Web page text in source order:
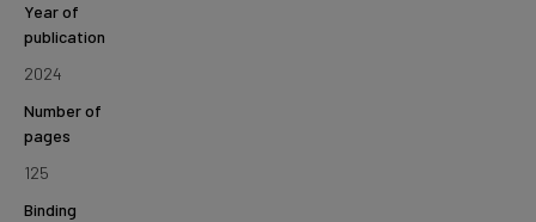
Year of
publication
2024
Number of
pages
125
Binding